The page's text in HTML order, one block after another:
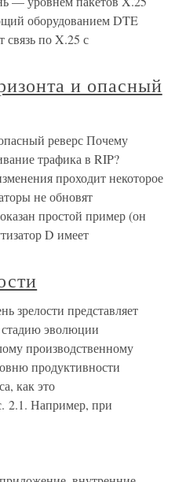
оборудованием DTE
связь по X.25 с
и опасный
реверс Почему
трафика в RIP?
проходит некоторое
не обновят
простой пример (он
D имеет
зрелости представляет
эволюции
производственному
продуктивности
как это
2.1. Например, при